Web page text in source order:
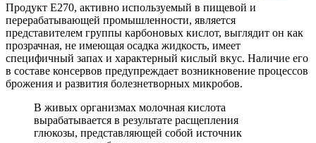
Продукт Е270, активно используемый в пищевой и
перерабатывающей промышленности, является
представителем группы карбоновых кислот, выглядит он как
прозрачная, не имеющая осадка жидкость, имеет
специфичный запах и характерный кислый вкус. Наличие его
в составе консервов предупреждает возникновение процессов
брожения и развития болезнетворных микробов.
В живых организмах молочная кислота
вырабатывается в результате расщепления
глюкозы, представляющей собой источник